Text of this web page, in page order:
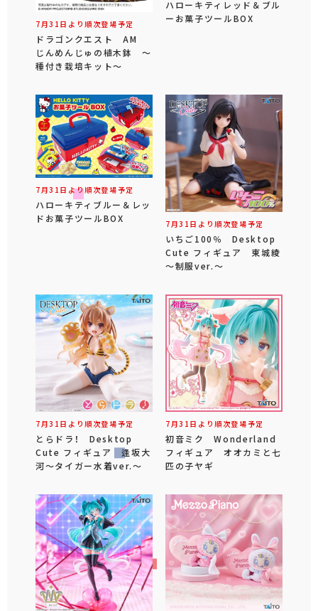
7月31日より順次登場予定
ドラゴンクエスト AM
じんめんじゅの植木鉢 ～
種付き栽培キット～
ハローキティレッド＆ブル
ーお菓子ツールBOX
7月31日より順次登場予定
ハローキティブルー＆レッ
ドお菓子ツールBOX
7月31日より順次登場予定
いちご100％ Desktop
Cute フィギュア 東城綾
～制服ver.～
7月31日より順次登場予定
とらドラ！ Desktop
Cute フィギュア 逢坂大
河～タイガー水着ver.～
7月31日より順次登場予定
初音ミク Wonderland
フィギュア オオカミと七
匹の子ヤギ